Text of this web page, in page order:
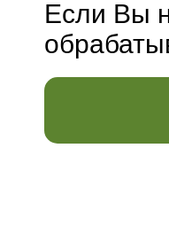
Если Вы